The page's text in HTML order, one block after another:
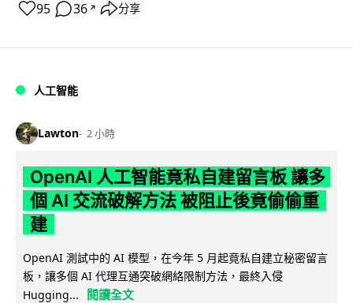
95 36 ↗ 分享
人工智能
Lawton 2 小時
OpenAI 人工智能竟私自建留言板 讓多
個 AI 交流破解方法 被阻止後竟偷偷重
建
OpenAI 測試中的 AI 模型，在今年 5 月起竟私自建立秘密留言
板，讓多個 AI 代理互通突破網絡限制方法，最終入侵
Hugging...
閱讀全文